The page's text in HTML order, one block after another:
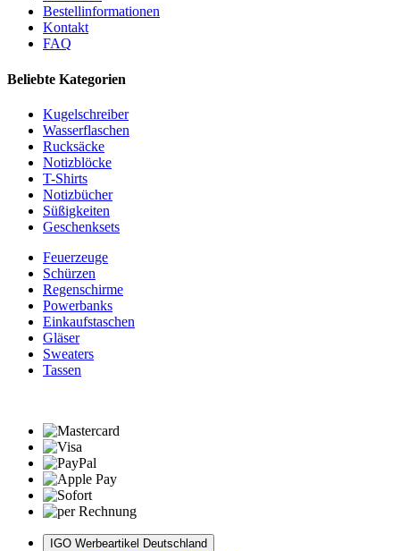
Bestellinformationen
Kontakt
FAQ
Beliebte Kategorien
Kugelschreiber
Wasserflaschen
Rucksäcke
Notizblöcke
T-Shirts
Notizbücher
Süßigkeiten
Geschenksets
Feuerzeuge
Schürzen
Regenschirme
Powerbanks
Einkaufstaschen
Gläser
Sweaters
Tassen
IGO Werbeartikel Deutschland